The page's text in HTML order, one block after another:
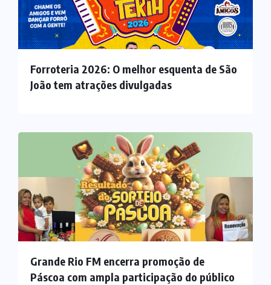
Forroteria 2026: O melhor esquenta de São
João tem atrações divulgadas
Grande Rio FM encerra promoção de
Páscoa com ampla participação do público